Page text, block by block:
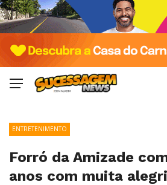
ENTRETENIMENTO
Forró da Amizade
anos com muita